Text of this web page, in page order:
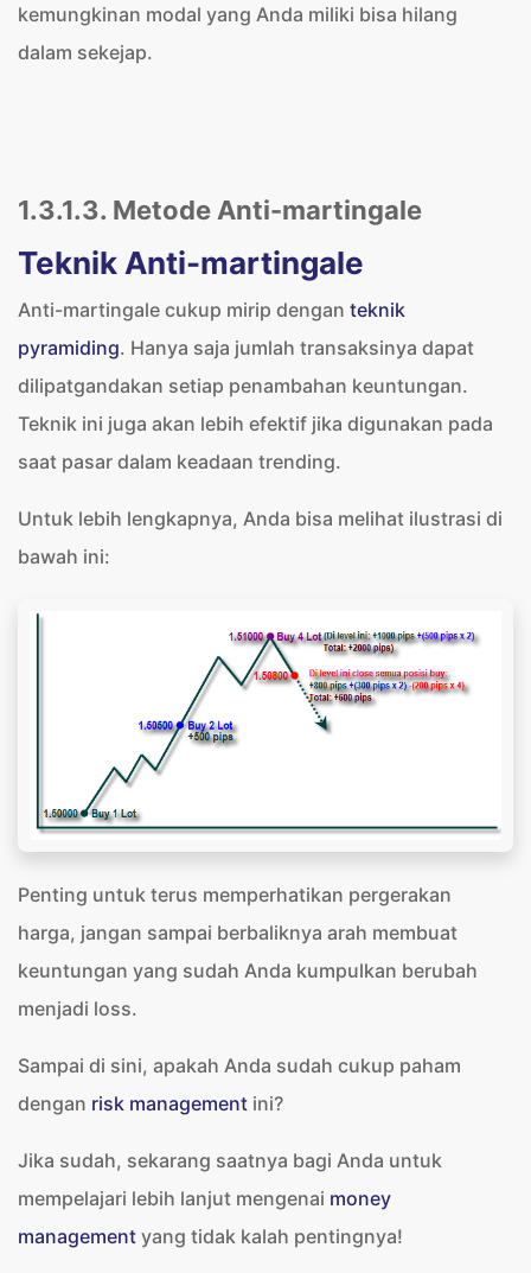
kemungkinan modal yang Anda miliki bisa hilang
dalam sekejap.
1.3.1.3. Metode Anti-martingale
Teknik Anti-martingale
Anti-martingale cukup mirip dengan teknik
pyramiding. Hanya saja jumlah transaksinya dapat
dilipatgandakan setiap penambahan keuntungan.
Teknik ini juga akan lebih efektif jika digunakan pada
saat pasar dalam keadaan trending.
Untuk lebih lengkapnya, Anda bisa melihat ilustrasi di
bawah ini:
Penting untuk terus memperhatikan pergerakan
harga, jangan sampai berbaliknya arah membuat
keuntungan yang sudah Anda kumpulkan berubah
menjadi loss.
Sampai di sini, apakah Anda sudah cukup paham
dengan risk management ini?
Jika sudah, sekarang saatnya bagi Anda untuk
mempelajari lebih lanjut mengenai money
management yang tidak kalah pentingnya!